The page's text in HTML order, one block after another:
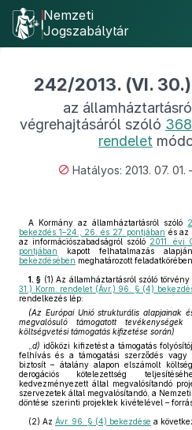
Nemzeti
Jogszabálytár
242/2013. (VI.
az
végrehajtásáról szóló
rendelet
Hatályos: 2013. 07. 01.
A Kormány az államháztartásról szóló
bekezdés 1–24., 26. és 27. pontjában és az
az információszabadságról szóló 2011. évi
pontjában kapott felhatalmazás
bekezdésében meghatározott
1. § (1) Az államháztartásról szóló
31.) Korm. rendelet (Ávr.) 96. § (4)
rendelkezés lép:
(Az Európai Unió strukturális alapjainak
megvalósuló támogatott
költségvetési támogatás kifizetése során)
d) időközi kifizetést a támogatás
felhívás és a támogatási szerződés vagy
biztosít – átalány alapon elszámolt
derogációs kötelezettség
kedvezményezett által megvalósítandó
szervezetek által megvalósítandó, a
döntése szerinti projektek kivételével –
(2) Az Ávr. 96. § (4) bekezdése a